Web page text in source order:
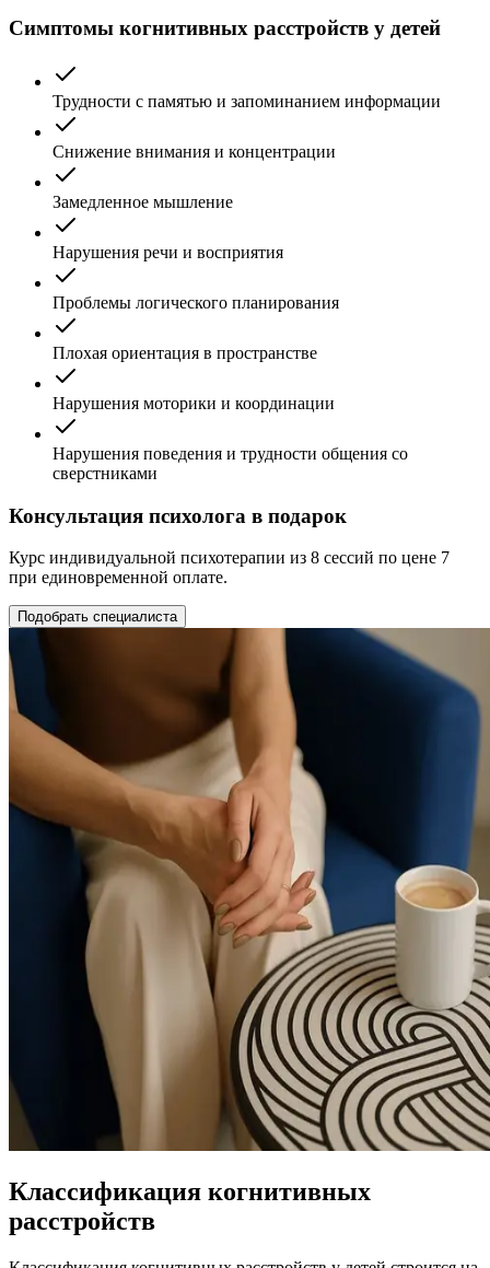
Симптомы когнитивных расстройств у детей
Трудности с памятью и запоминанием информации
Снижение внимания и концентрации
Замедленное мышление
Нарушения речи и восприятия
Проблемы логического планирования
Плохая ориентация в пространстве
Нарушения моторики и координации
Нарушения поведения и трудности общения со
сверстниками
Консультация психолога в подарок
Курс индивидуальной психотерапии из 8 сессий по цене 7
при единовременной оплате.
Подобрать специалиста
Классификация когнитивных
расстройств